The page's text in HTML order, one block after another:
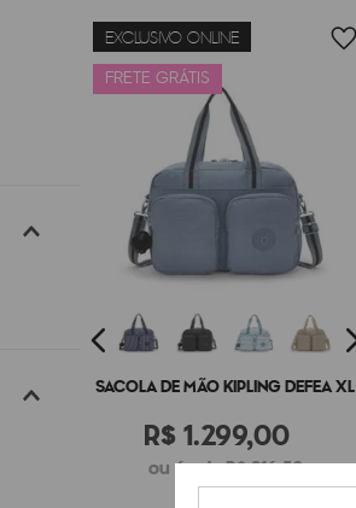
EXCLUSIVO ONLINE
FRETE GRÁTIS
SACOLA DE MÃO KIPLING DEFEA XL
R$1.299,00
ou 6x de R$ 216,50